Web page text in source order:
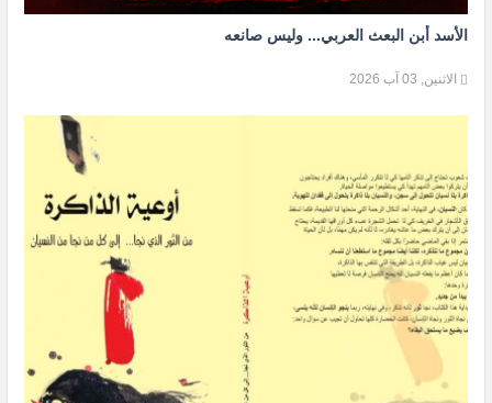
الأسد أبن البعث العربي... وليس صانعه
الاثنين, 03 آب 2026